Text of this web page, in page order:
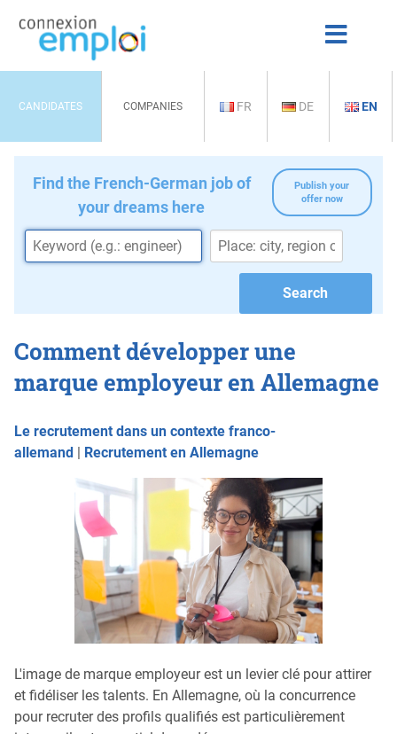
CANDIDATES COMPANIES FR DE EN
Publish your
offer now
Find the French-German job of
your dreams here
Comment développer une
marque employeur en Allemagne
Le recrutement dans un contexte franco-
allemand | Recrutement en Allemagne
L'image de marque employeur est un levier clé pour attirer
et fidéliser les talents. En Allemagne, où la concurrence
pour recruter des profils qualifiés est particulièrement